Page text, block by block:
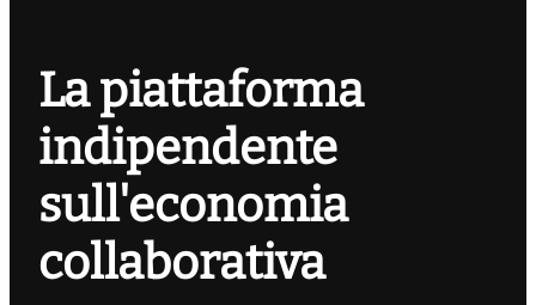
La piattaforma
indipendente
sull'economia
collaborativa